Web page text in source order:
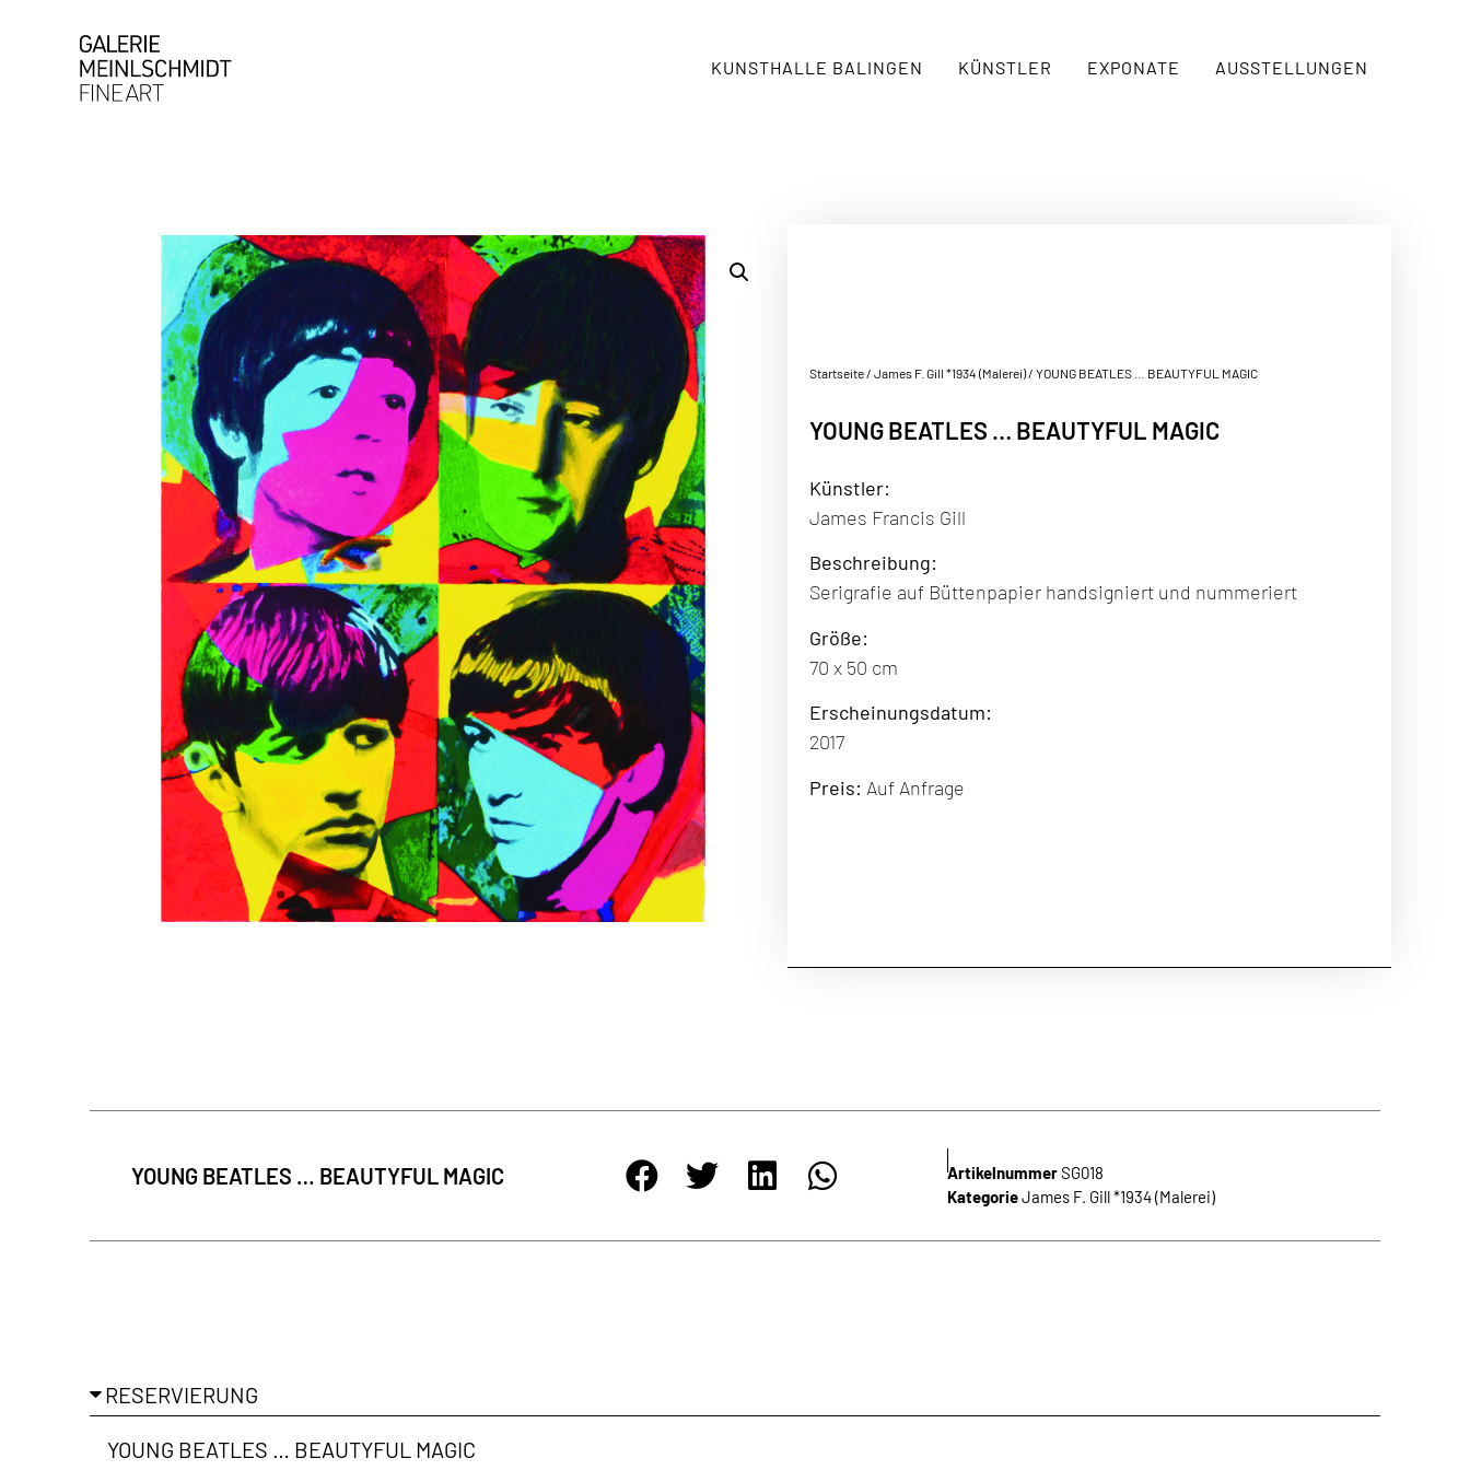
KUNSTHALLE BALINGEN KÜNSTLER EXPONATE AUSSTELLUNGEN
Startseite/ James F. Gill *1934 (Malerei)/ YOUNG BEATLES … BEAUTYFUL MAGIC
YOUNG BEATLES … BEAUTYFUL MAGIC
Künstler:
James Francis Gill
Beschreibung:
Serigrafie auf Büttenpapier handsigniert und nummeriert
Größe:
70 x 50 cm
Erscheinungsdatum:
2017
Preis: Auf Anfrage
YOUNG BEATLES … BEAUTYFUL MAGIC ArtikelnummerSG018
KategorieJames F. Gill *1934 (Malerei)